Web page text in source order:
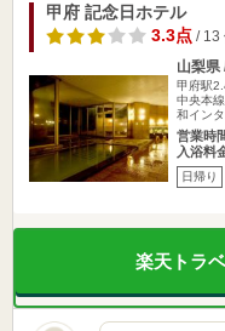
甲府 記念日ホテル
3.3点/ 13
山梨県
甲府駅
中央本
和イン
営業時
入浴料
日帰り
楽天トラ